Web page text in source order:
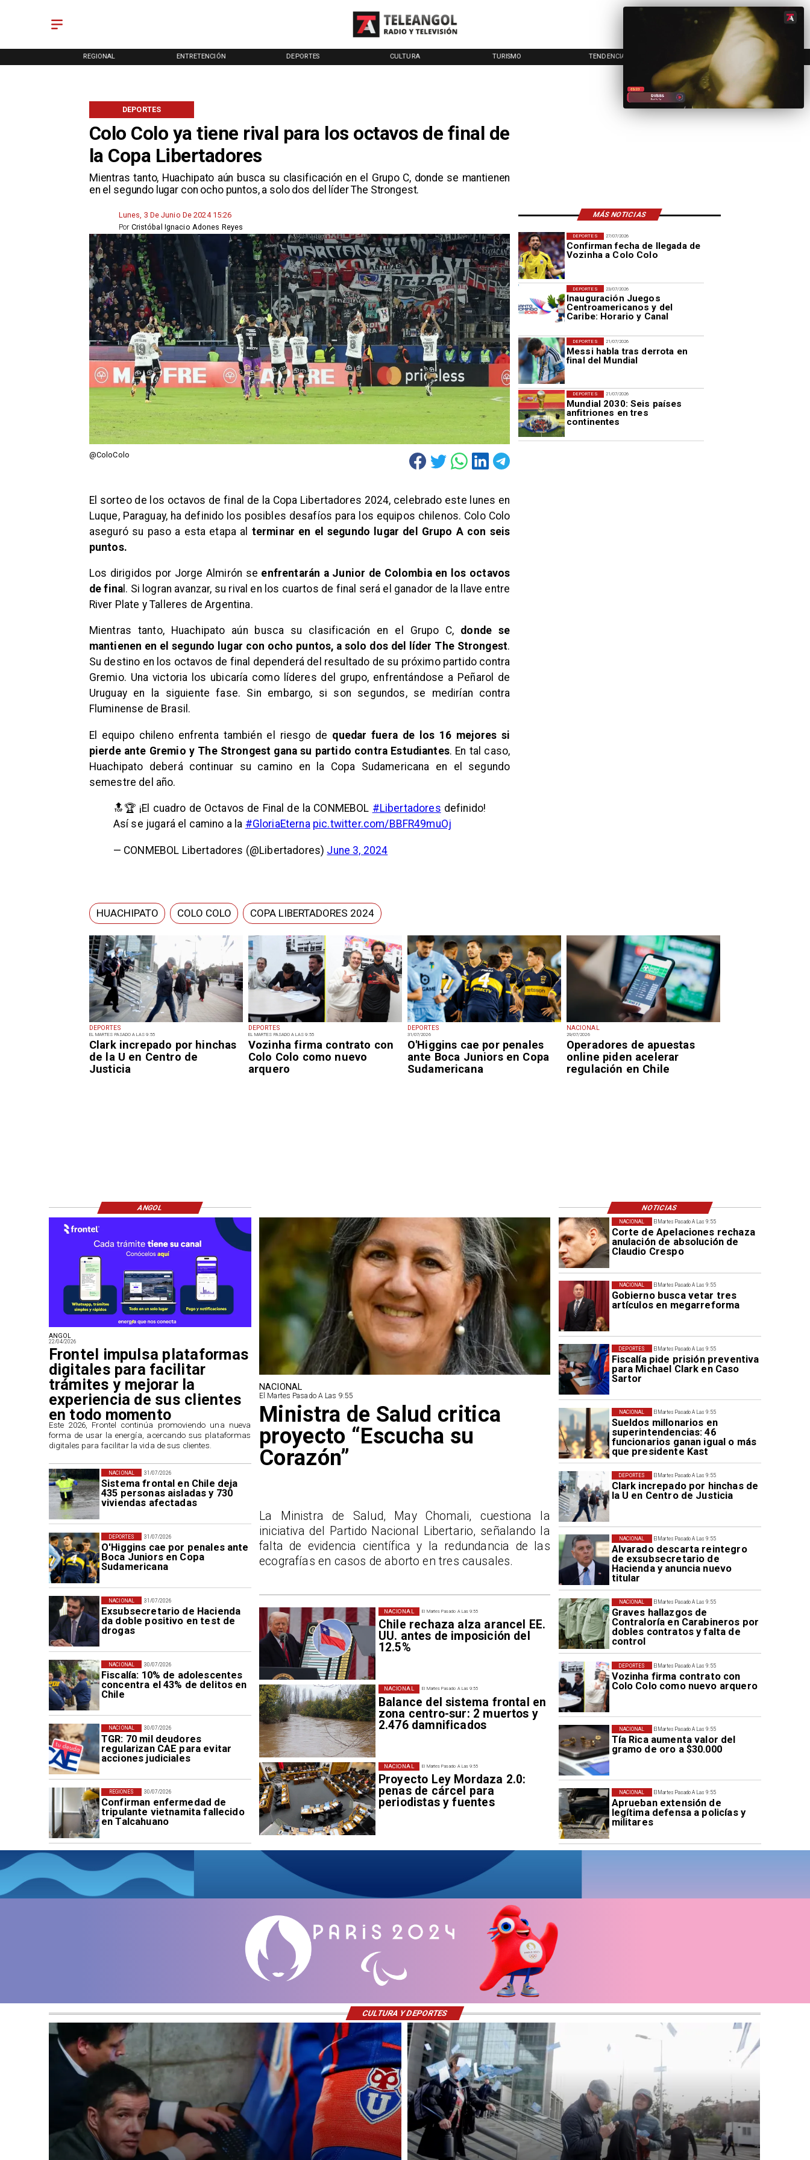
REGIONAL ENTRETENCIÓN DEPORTES CULTURA TURISMO TENDENCIAS EVENTOS
Colo Colo ya tiene rival para los octavos de final de
la Copa Libertadores
​Mientras tanto, Huachipato aún busca su clasificación en el Grupo C, donde se mantienen
en el segundo lugar con ocho puntos, a solo dos del líder The Strongest.
DEPORTES
MÁS NOTICIAS
Lunes, 3 De Junio De 2024 15:26
Cristóbal Ignacio Adones Reyes
Por
@ColoColo
DEPORTES
EL MARTES PASADO A LAS 9:55
Clark increpado por hinchas
de la U en Centro de
Justicia
DEPORTES
EL MARTES PASADO A LAS 9:55
Vozinha firma contrato con
Colo Colo como nuevo
arquero
DEPORTES
31/07/2026
O'Higgins cae por penales
ante Boca Juniors en Copa
Sudamericana
NACIONAL
29/07/2026
Operadores de apuestas
online piden acelerar
regulación en Chile
27/07/2026
Confirman fecha de llegada de
Vozinha a Colo Colo
DEPORTES
23/07/2026
Inauguración Juegos
Centroamericanos y del
Caribe: Horario y Canal
DEPORTES
21/07/2026
Messi habla tras derrota en
final del Mundial
DEPORTES
21/07/2026
Mundial 2030: Seis países
anfitriones en tres
continentes
DEPORTES
El sorteo de los octavos de final de la Copa Libertadores 2024, celebrado este lunes en
Luque, Paraguay, ha definido los posibles desafíos para los equipos chilenos. Colo Colo
aseguró su paso a esta etapa al terminar en el segundo lugar del Grupo A con seis
puntos.
Los dirigidos por Jorge Almirón se enfrentarán a Junior de Colombia en los octavos
de fina l. Si logran avanzar, su rival en los cuartos de final será el ganador de la llave entre
River Plate y Talleres de Argentina.
Mientras tanto, Huachipato aún busca su clasificación en el Grupo C, donde se
mantienen en el segundo lugar con ocho puntos, a solo dos del líder The Strongest.
Su destino en los octavos de final dependerá del resultado de su próximo partido contra
Gremio. Una victoria los ubicaría como líderes del grupo, enfrentándose a Peñarol de
Uruguay en la siguiente fase. Sin embargo, si son segundos, se medirían contra
Fluminense de Brasil.
El equipo chileno enfrenta también el riesgo de quedar fuera de los 16 mejores si
pierde ante Gremio y The Strongest gana su partido contra Estudiantes. En tal caso,
Huachipato deberá continuar su camino en la Copa Sudamericana en el segundo
semestre del año.
🔝🏆 ¡El cuadro de Octavos de Final de la CONMEBOL #Libertadores definido!
Así se jugará el camino a la #GloriaEterna pic.twitter.com/BBFR49muOj
— CONMEBOL Libertadores (@Libertadores) June 3, 2024
HUACHIPATO COLO COLO COPA LIBERTADORES 2024
El Martes Pasado A Las 9:55
Corte de Apelaciones rechaza
anulación de absolución de
Claudio Crespo
NACIONAL
El Martes Pasado A Las 9:55
Gobierno busca vetar tres
artículos en megarreforma
NACIONAL
El Martes Pasado A Las 9:55
Fiscalía pide prisión preventiva
para Michael Clark en Caso
Sartor
DEPORTES
El Martes Pasado A Las 9:55
Sueldos millonarios en
superintendencias: 46
funcionarios ganan igual o más
que presidente Kast
NACIONAL
El Martes Pasado A Las 9:55
Clark increpado por hinchas de
la U en Centro de Justicia
DEPORTES
El Martes Pasado A Las 9:55
Alvarado descarta reintegro
de exsubsecretario de
Hacienda y anuncia nuevo
titular
NACIONAL
El Martes Pasado A Las 9:55
Graves hallazgos de
Contraloría en Carabineros por
dobles contratos y falta de
control
NACIONAL
El Martes Pasado A Las 9:55
Vozinha firma contrato con
Colo Colo como nuevo arquero
DEPORTES
El Martes Pasado A Las 9:55
Tía Rica aumenta valor del
gramo de oro a $30.000
NACIONAL
El Martes Pasado A Las 9:55
Aprueban extensión de
legítima defensa a policías y
militares
NACIONAL
31/07/2026
Sistema frontal en Chile deja
435 personas aisladas y 730
viviendas afectadas
NACIONAL
31/07/2026
O'Higgins cae por penales ante
Boca Juniors en Copa
Sudamericana
DEPORTES
31/07/2026
Exsubsecretario de Hacienda
da doble positivo en test de
drogas
NACIONAL
30/07/2026
Fiscalía: 10% de adolescentes
concentra el 43% de delitos en
Chile
NACIONAL
30/07/2026
TGR: 70 mil deudores
regularizan CAE para evitar
acciones judiciales
NACIONAL
30/07/2026
Confirman enfermedad de
tripulante vietnamita fallecido
en Talcahuano
REGIONES
El Martes Pasado A Las 9:55
Chile rechaza alza arancel EE.
UU. antes de imposición del
12.5%
NACIONAL
El Martes Pasado A Las 9:55
Balance del sistema frontal en
zona centro-sur: 2 muertos y
2.476 damnificados
NACIONAL
El Martes Pasado A Las 9:55
Proyecto Ley Mordaza 2.0:
penas de cárcel para
periodistas y fuentes
NACIONAL
ANGOL
22/04/2026
Frontel impulsa plataformas
digitales para facilitar
trámites y mejorar la
experiencia de sus clientes
en todo momento
​Este 2026, Frontel continúa promoviendo una nueva
forma de usar la energía, acercando sus plataformas
digitales para facilitar la vida de sus clientes.
NACIONAL
El Martes Pasado A Las 9:55
Ministra de Salud critica
proyecto “Escucha su
Corazón”
La Ministra de Salud, May Chomali, cuestiona la
iniciativa del Partido Nacional Libertario, señalando la
falta de evidencia científica y la redundancia de las
ecografías en casos de aborto en tres causales.
ANGOL NOTICIAS
CULTURA Y DEPORTES